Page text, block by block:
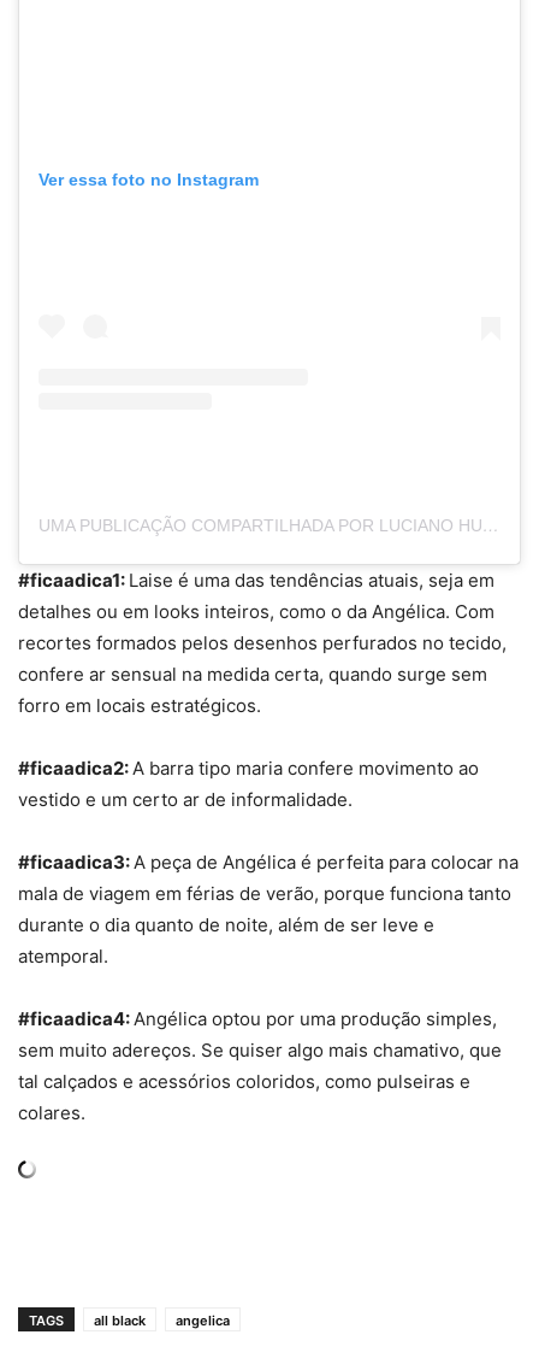
Ver essa foto no Instagram
UMA PUBLICAÇÃO COMPARTILHADA POR LUCIANO HUCK (@LUCIANOHUCK)
#ficaadica1: Laise é uma das tendências atuais, seja em
detalhes ou em looks inteiros, como o da Angélica. Com
recortes formados pelos desenhos perfurados no tecido,
confere ar sensual na medida certa, quando surge sem
forro em locais estratégicos.
#ficaadica2:A barra tipo maria confere movimento ao
vestido e um certo ar de informalidade.
#ficaadica3:A peça de Angélica é perfeita para colocar na
mala de viagem em férias de verão, porque funciona tanto
durante o dia quanto de noite, além de ser leve e
atemporal.
#ficaadica4:Angélica optou por uma produção simples,
sem muito adereços. Se quiser algo mais chamativo, que
tal calçados e acessórios coloridos, como pulseiras e
colares.
TAGS all black angelica